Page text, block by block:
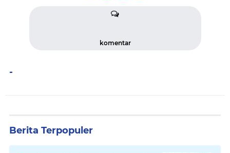
komentar
-
Berita Terpopuler